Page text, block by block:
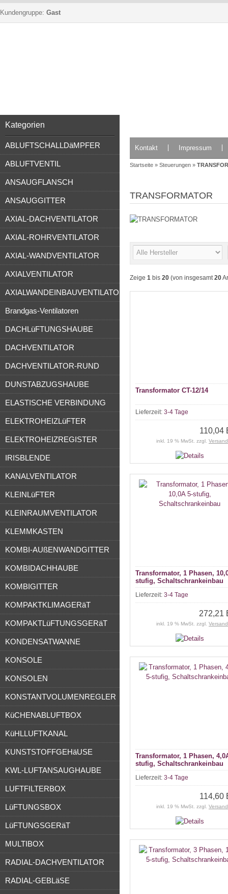
Kundengruppe: Gast
Kategorien
ABLUFTSCHALLDäMPFER
ABLUFTVENTIL
ANSAUGFLANSCH
ANSAUGGITTER
AXIAL-DACHVENTILATOR
AXIAL-ROHRVENTILATOR
AXIAL-WANDVENTILATOR
AXIALVENTILATOR
AXIALWANDEINBAUVENTILATOR
Brandgas-Ventilatoren
DACHLüFTUNGSHAUBE
DACHVENTILATOR
DACHVENTILATOR-RUND
DUNSTABZUGSHAUBE
ELASTISCHE VERBINDUNG
ELEKTROHEIZLüFTER
ELEKTROHEIZREGISTER
IRISBLENDE
KANALVENTILATOR
KLEINLüFTER
KLEINRAUMVENTILATOR
KLEMMKASTEN
KOMBI-AUßENWANDGITTER
KOMBIDACHHAUBE
KOMBIGITTER
KOMPAKTKLIMAGERäT
KOMPAKTLüFTUNGSGERäT
KONDENSATWANNE
KONSOLE
KONSOLEN
KONSTANTVOLUMENREGLER
KüCHENABLUFTBOX
KüHLLUFTKANAL
KUNSTSTOFFGEHäUSE
KWL-LUFTANSAUGHAUBE
LUFTFILTERBOX
LüFTUNGSBOX
LüFTUNGSGERäT
MULTIBOX
RADIAL-DACHVENTILATOR
RADIAL-GEBLäSE
Kontakt Impressum
Startseite » Steuerungen »
TRANSFORMATOR
Zeige 1 bis 20 (von insgesamt20
Transformator CT-12/14
Lieferzeit: 3-4 Tage
110,04
inkl. 19 % MwSt. zzgl.
Transformator, 1 Phasen,
stufig, Schaltschrankeinbau
Lieferzeit: 3-4 Tage
272,21
inkl. 19 % MwSt. zzgl.
Transformator, 1 Phasen,
stufig, Schaltschrankeinbau
Lieferzeit: 3-4 Tage
114,60
inkl. 19 % MwSt. zzgl.